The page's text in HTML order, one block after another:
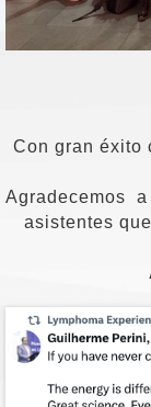
Con gran éxito
Agradecemos
asistentes